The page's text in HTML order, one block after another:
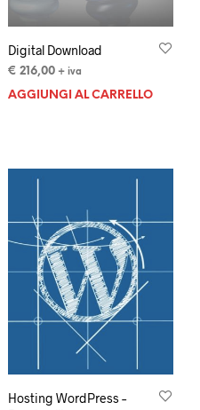
Digital Download
€ 216,00 + iva
AGGIUNGI AL CARRELLO
Hosting WordPress –